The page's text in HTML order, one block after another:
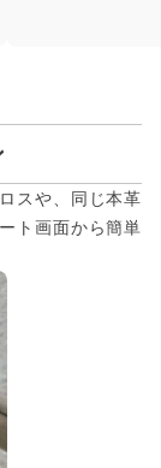
スや、同じ本革
ト画面から簡単